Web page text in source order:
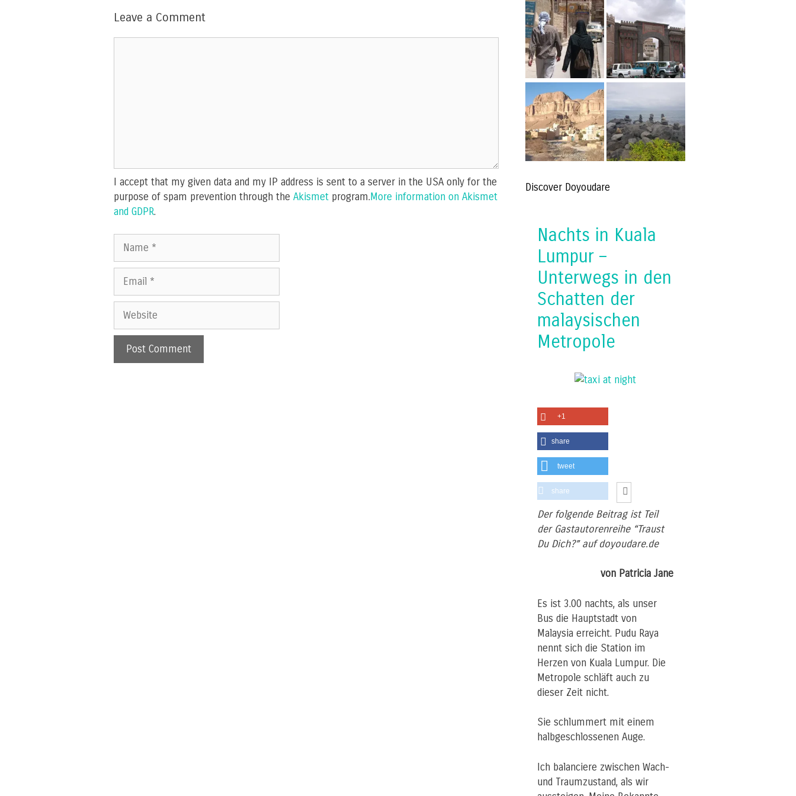
Leave a Comment
I accept that my given data and my IP address is sent to a server in the USA only for the
purpose of spam prevention through the Akismet program.More information on Akismet
and GDPR.
Name
Email
Website
Discover Doyoudare
Nachts in Kuala
Lumpur –
Unterwegs in den
Schatten der
malaysischen
Metropole
+1
share
tweet
share
Der folgende Beitrag ist Teil
der Gastautorenreihe “Traust
Du Dich?” auf doyoudare.de
von Patricia Jane
Es ist 3.00 nachts, als unser
Bus die Hauptstadt von
Malaysia erreicht. Pudu Raya
nennt sich die Station im
Herzen von Kuala Lumpur. Die
Metropole schläft auch zu
dieser Zeit nicht.
Sie schlummert mit einem
halbgeschlossenen Auge.
Ich balanciere zwischen Wach-
und Traumzustand, als wir